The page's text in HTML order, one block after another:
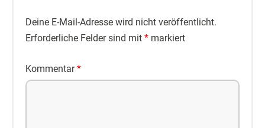
Deine E-Mail-Adresse wird nicht veröffentlicht.
Erforderliche Felder sind mit * markiert
Kommentar*